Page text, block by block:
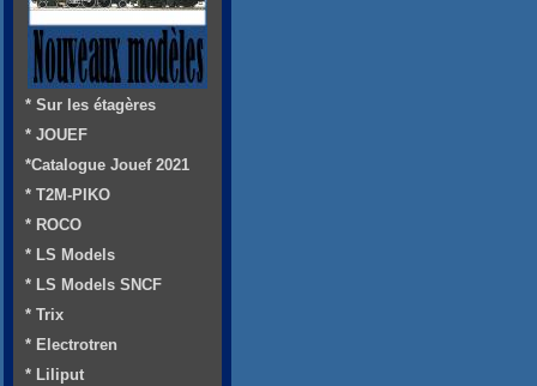
* Sur les étagères
* JOUEF
*Catalogue Jouef 2021
* T2M-PIKO
* ROCO
* LS Models
* LS Models SNCF
* Trix
* Electrotren
* Liliput